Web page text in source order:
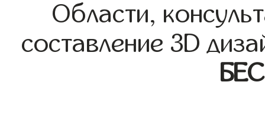
Области,
составление 3D